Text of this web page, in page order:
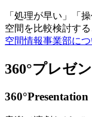
「処理が早い」「
空間を比較検討す
空間情報事業部につ
360°プレゼ
360°Presentation